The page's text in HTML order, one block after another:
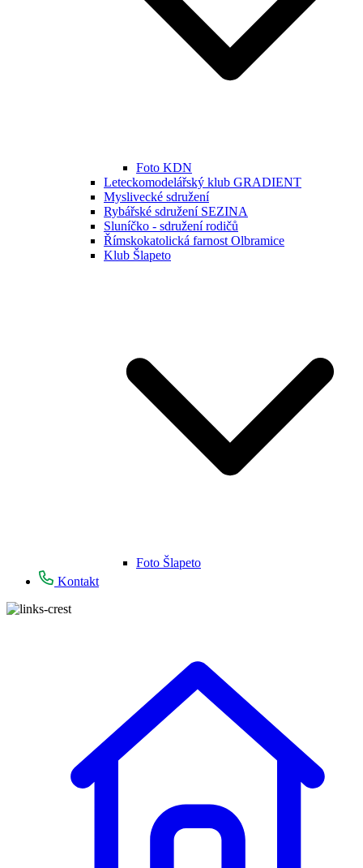
Foto KDN
Leteckomodelářský klub GRADIENT
Myslivecké sdružení
Rybářské sdružení SEZINA
Sluníčko - sdružení rodičů
Římskokatolická farnost Olbramice
Klub Šlapeto
Foto Šlapeto
Kontakt